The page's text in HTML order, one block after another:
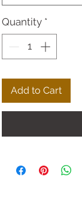
Quantity *
Add to Cart